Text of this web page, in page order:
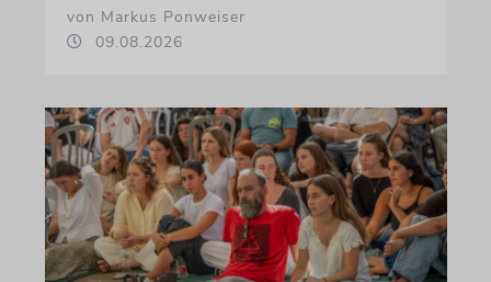
von Markus Ponweiser
09.08.2026